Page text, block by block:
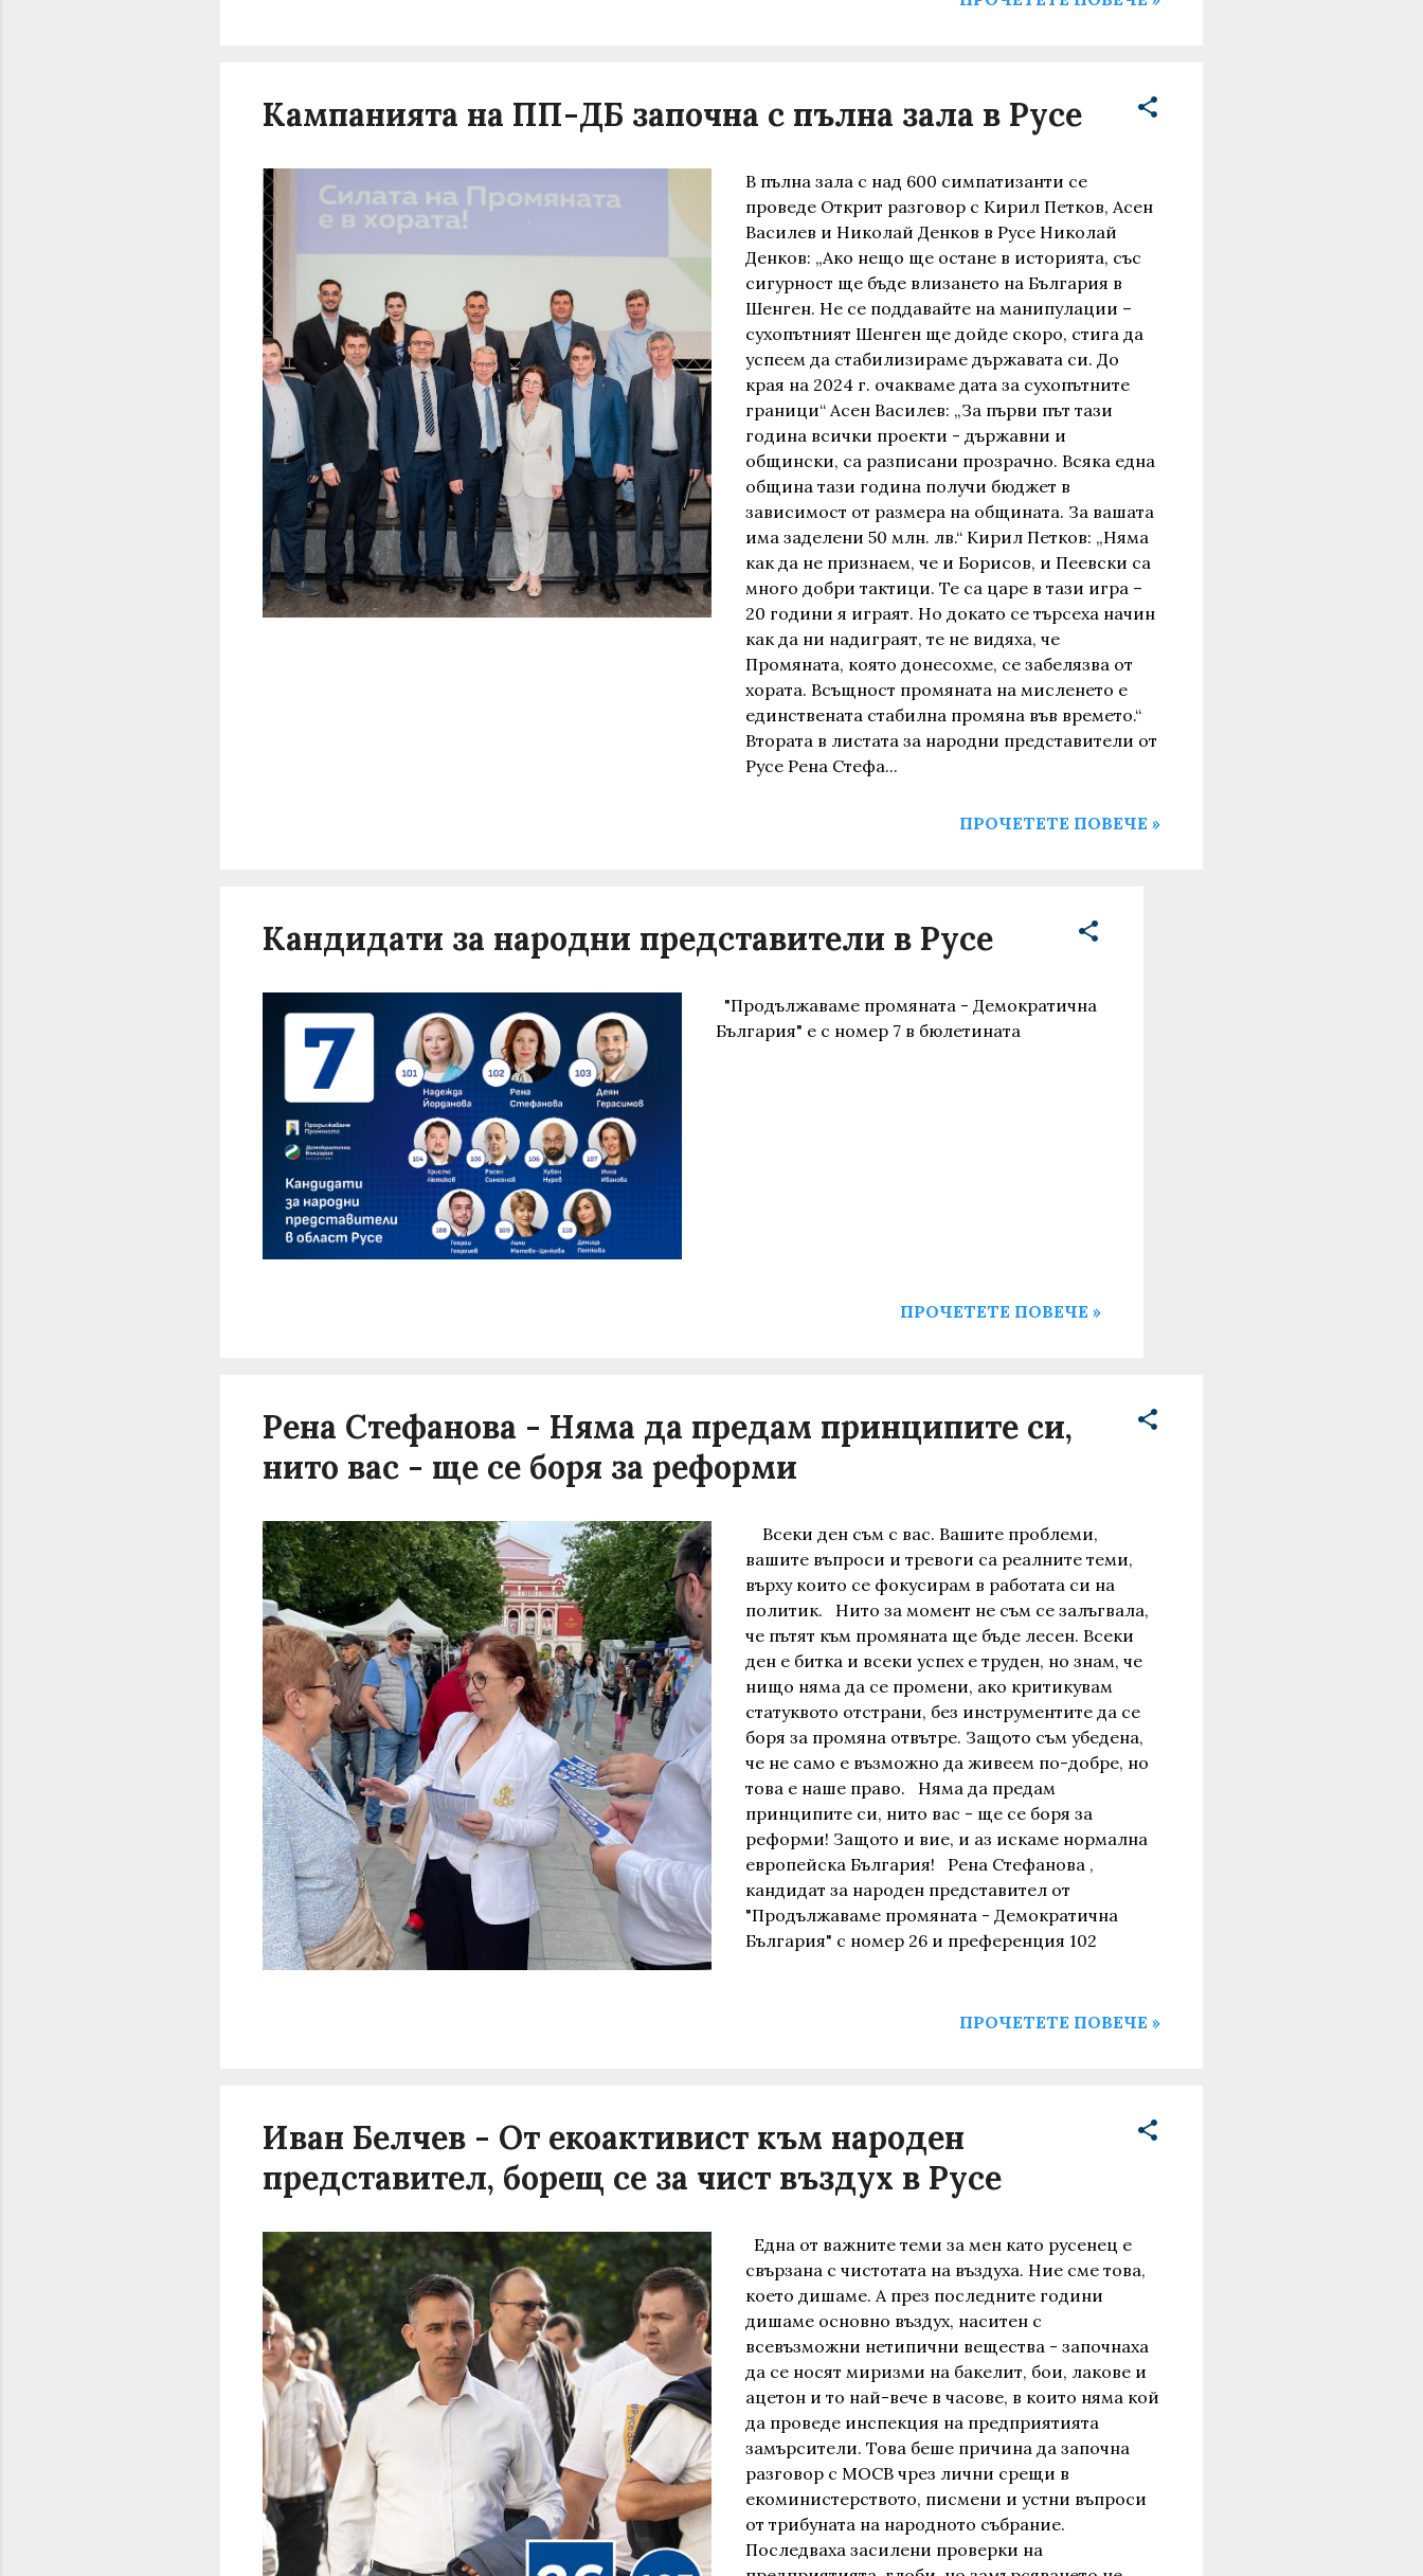
Кампанията на ПП-ДБ започна с пълна зала в Русе
В пълна зала с над 600 симпатизанти се
проведе Открит разговор с Кирил Петков, Асен
Василев и Николай Денков в Русе Николай
Денков: „Ако нещо ще остане в историята, със
сигурност ще бъде влизането на България в
Шенген. Не се поддавайте на манипулации –
сухопътният Шенген ще дойде скоро, стига да
успеем да стабилизираме държавата си. До
края на 2024 г. очакваме дата за сухопътните
граници“ Асен Василев: „За първи път тази
година всички проекти - държавни и
общински, са разписани прозрачно. Всяка една
община тази година получи бюджет в
зависимост от размера на общината. За вашата
има заделени 50 млн. лв.“ Кирил Петков: „Няма
как да не признаем, че и Борисов, и Пеевски са
много добри тактици. Те са царе в тази игра –
20 години я играят. Но докато се търсеха начин
как да ни надиграят, те не видяха, че
Промяната, която донесохме, се забелязва от
хората. Всъщност промяната на мисленето е
единствената стабилна промяна във времето.“
Втората в листата за народни представители от
Русе Рена Стефа...
ПРОЧЕТЕТЕ ПОВЕЧЕ »
Кандидати за народни представители в Русе
"Продължаваме промяната - Демократична
България" е с номер 7 в бюлетината
ПРОЧЕТЕТЕ ПОВЕЧЕ »
Рена Стефанова - Няма да предам принципите си,
нито вас - ще се боря за реформи
Всеки ден съм с вас. Вашите проблеми,
вашите въпроси и тревоги са реалните теми,
върху които се фокусирам в работата си на
политик. Нито за момент не съм се залъгвала,
че пътят към промяната ще бъде лесен. Всеки
ден е битка и всеки успех е труден, но знам, че
нищо няма да се промени, ако критикувам
статуквото отстрани, без инструментите да се
боря за промяна отвътре. Защото съм убедена,
че не само е възможно да живеем по-добре, но
това е наше право. Няма да предам
принципите си, нито вас - ще се боря за
реформи! Защото и вие, и аз искаме нормална
европейска България! Рена Стефанова ,
кандидат за народен представител от
"Продължаваме промяната - Демократична
България" с номер 26 и преференция 102
ПРОЧЕТЕТЕ ПОВЕЧЕ »
Иван Белчев - От екоактивист към народен
представител, борещ се за чист въздух в Русе
Една от важните теми за мен като русенец е
свързана с чистотата на въздуха. Ние сме това,
което дишаме. А през последните години
дишаме основно въздух, наситен с
всевъзможни нетипични вещества - започнаха
да се носят миризми на бакелит, бои, лакове и
ацетон и то най-вече в часове, в които няма кой
да проведе инспекция на предприятията
замърсители. Това беше причина да започна
разговор с МОСВ чрез лични срещи в
екоминистерството, писмени и устни въпроси
от трибуната на народното събрание.
Последваха засилени проверки на